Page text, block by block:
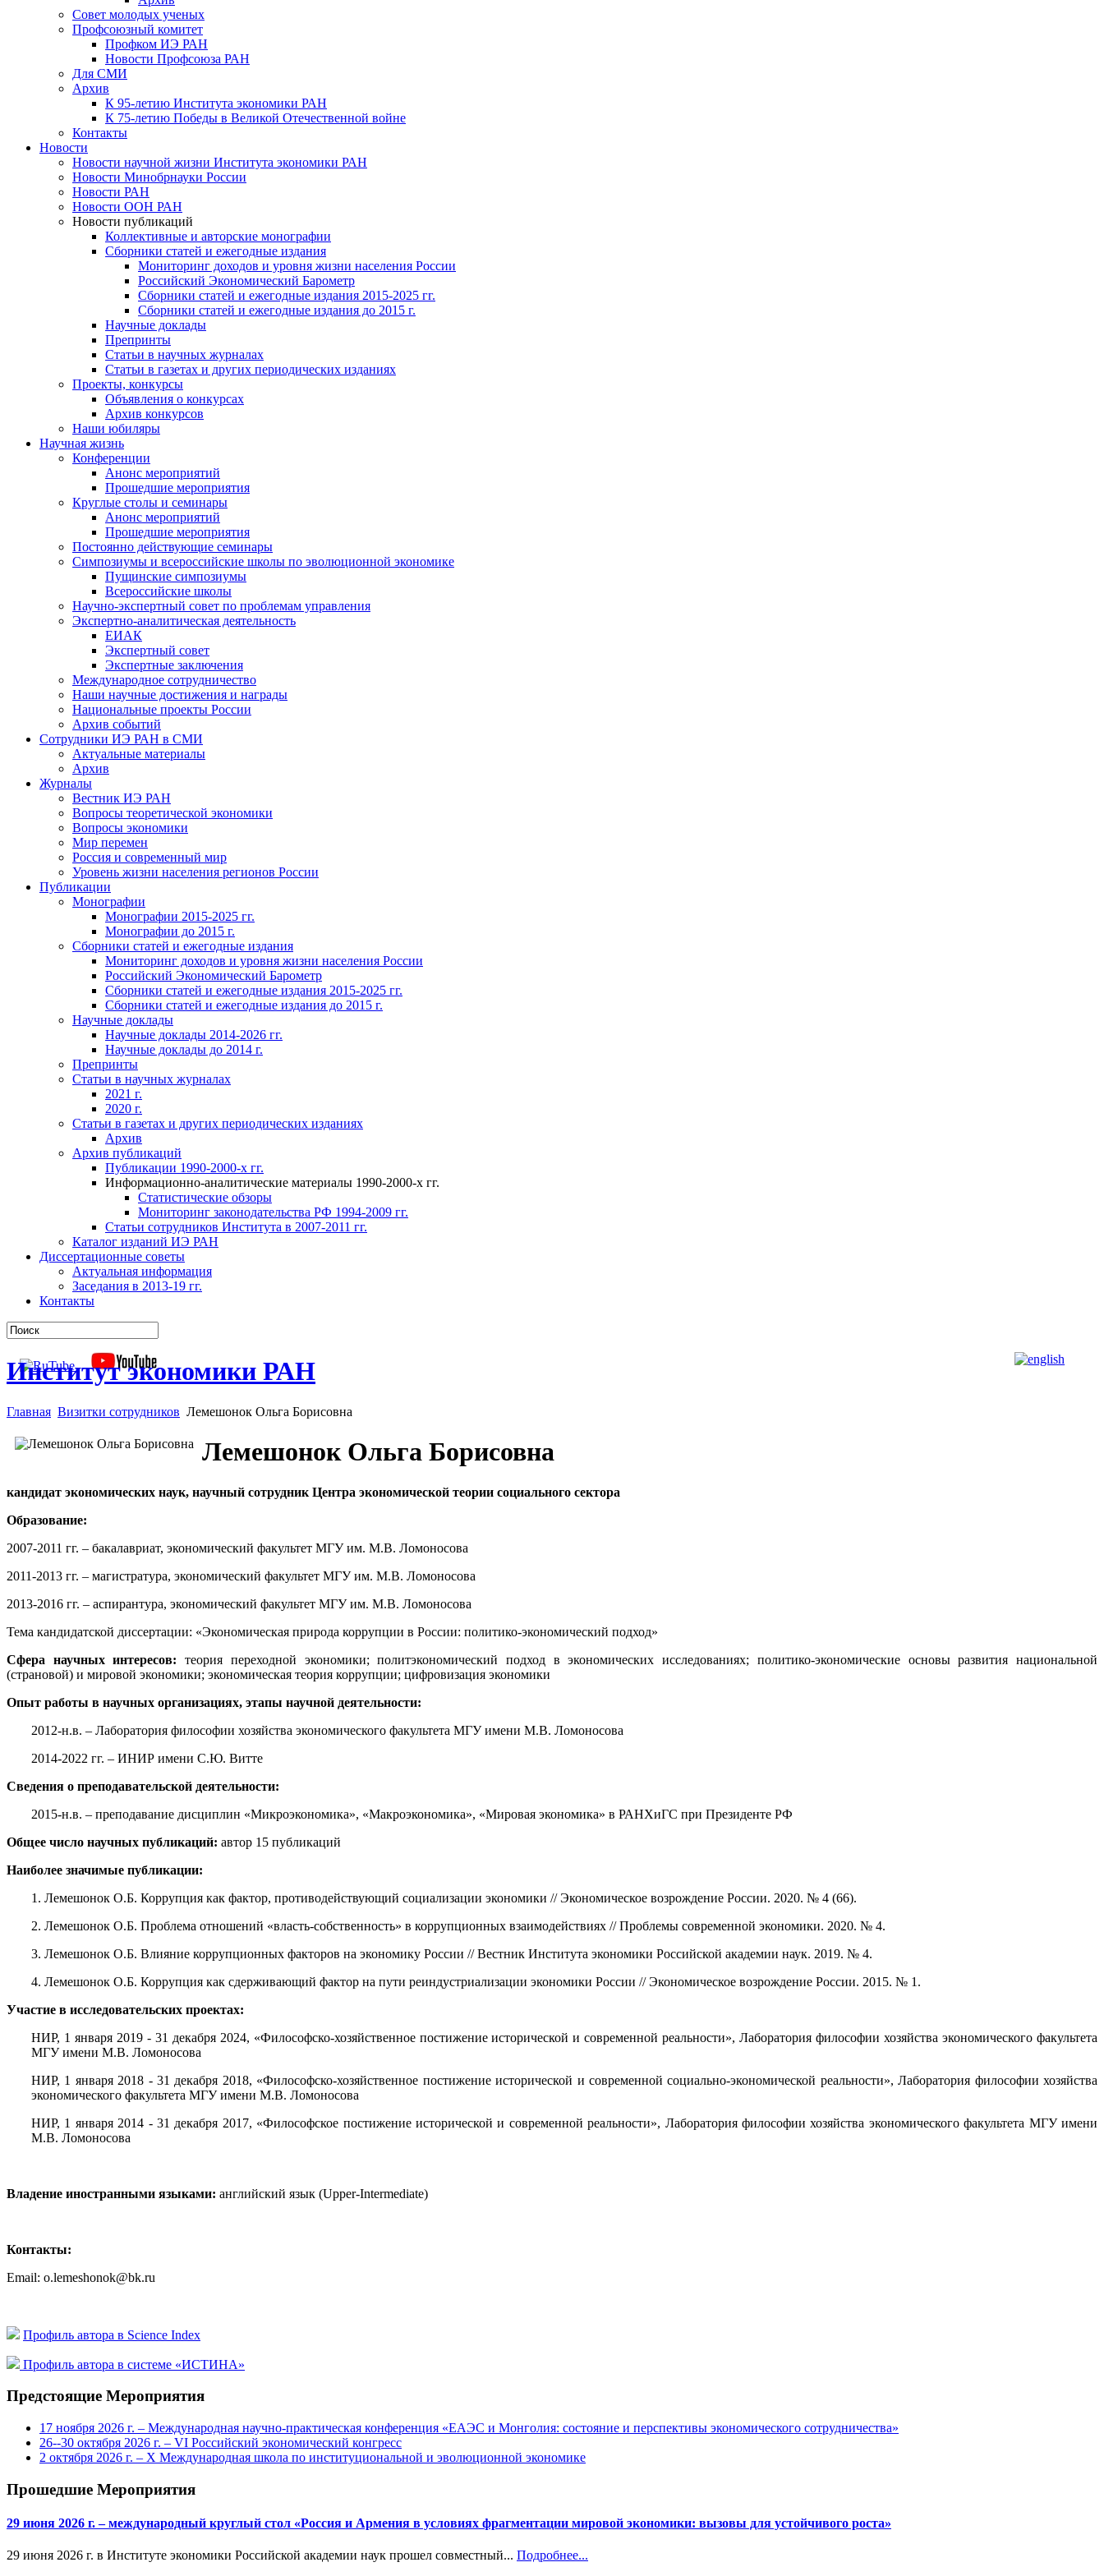
Совет молодых ученых
Профсоюзный комитет
Профком ИЭ РАН
Новости Профсоюза РАН
Для СМИ
Архив
К 95-летию Института экономики РАН
К 75-летию Победы в Великой Отечественной войне
Контакты
Новости
Новости научной жизни Института экономики РАН
Новости Минобрнауки России
Новости РАН
Новости ООН РАН
Новости публикаций
Коллективные и авторские монографии
Сборники статей и ежегодные издания
Мониторинг доходов и уровня жизни населения России
Российский Экономический Барометр
Сборники статей и ежегодные издания 2015-2025 гг.
Сборники статей и ежегодные издания до 2015 г.
Научные доклады
Препринты
Статьи в научных журналах
Статьи в газетах и других периодических изданиях
Проекты, конкурсы
Объявления о конкурсах
Архив конкурсов
Наши юбиляры
Научная жизнь
Конференции
Анонс мероприятий
Прошедшие мероприятия
Круглые столы и семинары
Анонс мероприятий
Прошедшие мероприятия
Постоянно действующие семинары
Симпозиумы и всероссийские школы по эволюционной экономике
Пущинские симпозиумы
Всероссийские школы
Научно-экспертный совет по проблемам управления
Экспертно-аналитическая деятельность
ЕИАК
Экспертный совет
Экспертные заключения
Международное сотрудничество
Наши научные достижения и награды
Национальные проекты России
Архив событий
Сотрудники ИЭ РАН в СМИ
Актуальные материалы
Архив
Журналы
Вестник ИЭ РАН
Вопросы теоретической экономики
Вопросы экономики
Мир перемен
Россия и современный мир
Уровень жизни населения регионов России
Публикации
Монографии
Монографии 2015-2025 гг.
Монографии до 2015 г.
Сборники статей и ежегодные издания
Мониторинг доходов и уровня жизни населения России
Российский Экономический Барометр
Сборники статей и ежегодные издания 2015-2025 гг.
Сборники статей и ежегодные издания до 2015 г.
Научные доклады
Научные доклады 2014-2026 гг.
Научные доклады до 2014 г.
Препринты
Статьи в научных журналах
2021 г.
2020 г.
Статьи в газетах и других периодических изданиях
Архив
Архив публикаций
Публикации 1990-2000-х гг.
Информационно-аналитические материалы 1990-2000-х гг.
Статистические обзоры
Мониторинг законодательства РФ 1994-2009 гг.
Статьи сотрудников Института в 2007-2011 гг.
Каталог изданий ИЭ РАН
Диссертационные советы
Актуальная информация
Заседания в 2013-19 гг.
Контакты
Институт экономики РАН
Главная Визитки сотрудников Лемешонок Ольга Борисовна
Лемешонок Ольга Борисовна
кандидат экономических наук, научный сотрудник Центра экономической теории социального сектора
Образование:
2007-2011 гг. – бакалавриат, экономический факультет МГУ им. М.В. Ломоносова
2011-2013 гг. – магистратура, экономический факультет МГУ им. М.В. Ломоносова
2013-2016 гг. – аспирантура, экономический факультет МГУ им. М.В. Ломоносова
Тема кандидатской диссертации: «Экономическая природа коррупции в России: политико-экономический подход»
Сфера научных интересов: теория переходной экономики; политэкономический подход в экономических исследованиях; политико-экономические основы развития национальной
(страновой) и мировой экономики; экономическая теория коррупции; цифровизация экономики
Опыт работы в научных организациях, этапы научной деятельности:
2012-н.в. – Лаборатория философии хозяйства экономического факультета МГУ имени М.В. Ломоносова
2014-2022 гг. – ИНИР имени С.Ю. Витте
Сведения о преподавательской деятельности:
2015-н.в. – преподавание дисциплин «Микроэкономика», «Макроэкономика», «Мировая экономика» в РАНХиГС при Президенте РФ
Общее число научных публикаций: автор 15 публикаций
Наиболее значимые публикации:
1. Лемешонок О.Б. Коррупция как фактор, противодействующий социализации экономики // Экономическое возрождение России. 2020. № 4 (66).
2. Лемешонок О.Б. Проблема отношений «власть-собственность» в коррупционных взаимодействиях // Проблемы современной экономики. 2020. № 4.
3. Лемешонок О.Б. Влияние коррупционных факторов на экономику России // Вестник Института экономики Российской академии наук. 2019. № 4.
4. Лемешонок О.Б. Коррупция как сдерживающий фактор на пути реиндустриализации экономики России // Экономическое возрождение России. 2015. № 1.
Участие в исследовательских проектах:
НИР, 1 января 2019 - 31 декабря 2024, «Философско-хозяйственное постижение исторической и современной реальности», Лаборатория философии хозяйства экономического факультета
МГУ имени М.В. Ломоносова
НИР, 1 января 2018 - 31 декабря 2018, «Философско-хозяйственное постижение исторической и современной социально-экономической реальности», Лаборатория философии хозяйства
экономического факультета МГУ имени М.В. Ломоносова
НИР, 1 января 2014 - 31 декабря 2017, «Философское постижение исторической и современной реальности», Лаборатория философии хозяйства экономического факультета МГУ имени
М.В. Ломоносова
Владение иностранными языками: английский язык (Upper-Intermediate)
Контакты:
Email: o.lemeshonok@bk.ru
Профиль автора в Science Index
Профиль автора в системе «ИСТИНА»
Предстоящие Мероприятия
17 ноября 2026 г. – Международная научно-практическая конференция «ЕАЭС и Монголия: состояние и перспективы экономического сотрудничества»
26--30 октября 2026 г. – VI Российский экономический конгресс
2 октября 2026 г. – X Международная школа по институциональной и эволюционной экономике
Прошедшие Мероприятия
29 июня 2026 г. – международный круглый стол «Россия и Армения в условиях фрагментации мировой экономики: вызовы для устойчивого роста»
29 июня 2026 г. в Институте экономики Российской академии наук прошел совместный... Подробнее...